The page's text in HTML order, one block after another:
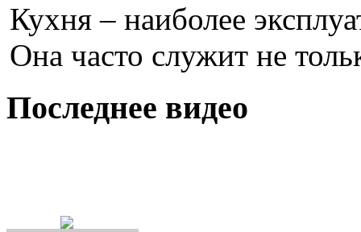
Кухня – наиболее
Она часто служит не
Последнее видео